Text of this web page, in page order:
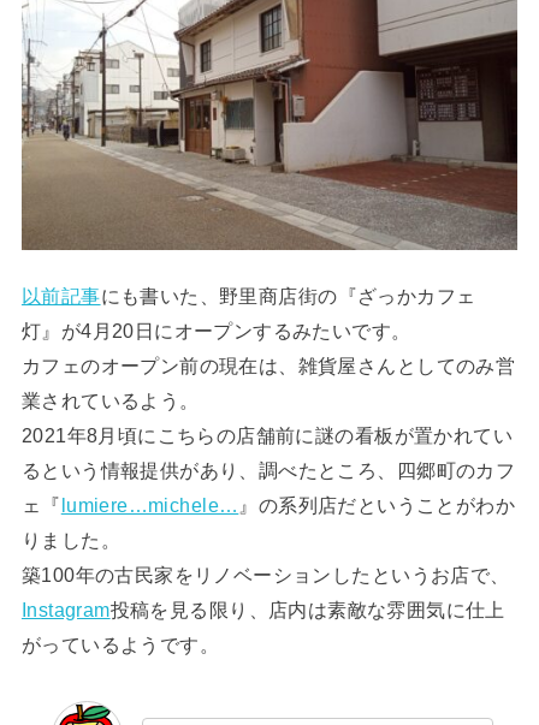
以前記事にも書いた、野里商店街の『ざっかカフェ
灯』が4月20日にオープンするみたいです。
カフェのオープン前の現在は、雑貨屋さんとしてのみ営
業されているよう。
2021年8月頃にこちらの店舗前に謎の看板が置かれてい
るという情報提供があり、調べたところ、四郷町のカフ
ェ『 lumiere…michele… 』の系列店だということがわか
りました。
築100年の古民家をリノベーションしたというお店で、
Instagram投稿を見る限り、店内は素敵な雰囲気に仕上
がっているようです。